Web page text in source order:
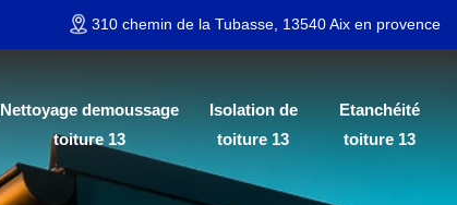
310 chemin de la Tubasse, 13540 Aix en provence
Nettoyage demoussage
toiture 13
Isolation de
toiture 13
Etanchéité
toiture 13